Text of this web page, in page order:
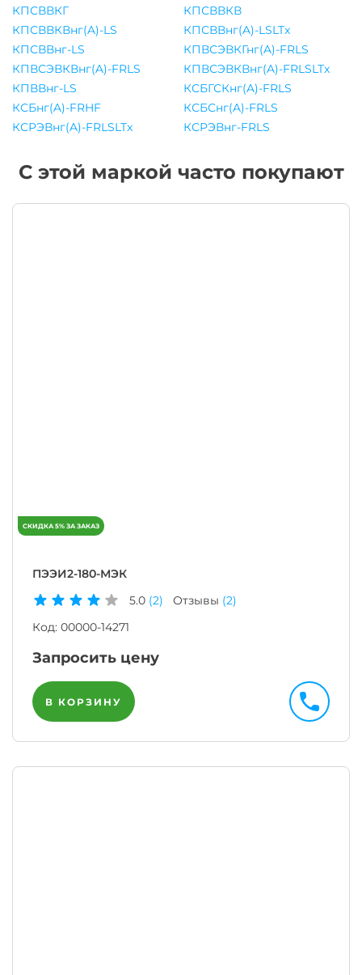
КПСВВКГ
КПСВВКВ
КПСВВКВнг(A)-LS
КПСВВнг(A)-LSLTx
КПСВВнг-LS
КПВСЭВКГнг(A)-FRLS
КПВСЭВКВнг(A)-FRLS
КПВСЭВКВнг(A)-FRLSLTx
КПВВнг-LS
КСБГСКнг(A)-FRLS
КСБнг(A)-FRHF
КСБСнг(A)-FRLS
КСРЭВнг(A)-FRLSLTx
КСРЭВнг-FRLS
С этой маркой часто покупают
ПЭЭИ2-180-МЭК
5.0 (2) Отзывы (2)
Код: 00000-14271
Запросить цену
В КОРЗИНУ